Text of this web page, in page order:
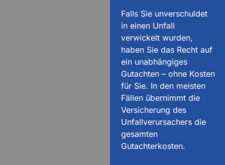
Falls Sie unverschuldet
in einen Unfall
verwickelt wurden,
haben Sie das Recht auf
ein unabhängiges
Gutachten – ohne Kosten
für Sie. In den meisten
Fällen übernimmt die
Versicherung des
Unfallverursachers die
gesamten
Gutachterkosten.